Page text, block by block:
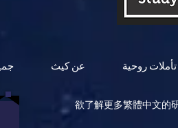
عن كيث تأملات روحية
欲了解更多繁體中文的